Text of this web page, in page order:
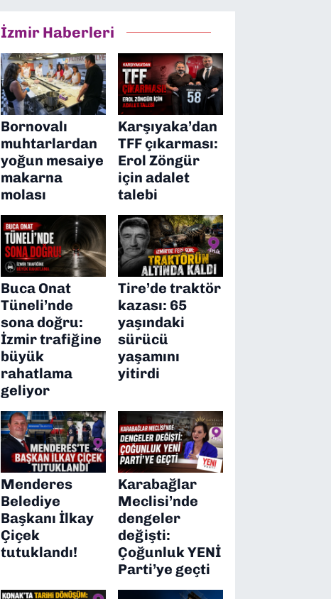
İzmir Haberleri
Bornovalı
muhtarlardan
yoğun mesaiye
makarna
molası
Karşıyaka’dan
TFF çıkarması:
Erol Zöngür
için adalet
talebi
Buca Onat
Tüneli’nde
sona doğru:
İzmir trafiğine
büyük
rahatlama
geliyor
Tire’de traktör
kazası: 65
yaşındaki
sürücü
yaşamını
yitirdi
Menderes
Belediye
Başkanı İlkay
Çiçek
tutuklandı!
Karabağlar
Meclisi’nde
dengeler
değişti:
Çoğunluk YENİ
Parti’ye geçti